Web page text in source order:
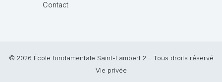
Contact
© 2026 École fondamentale Saint-Lambert 2 - Tous droits réservé
Vie privée